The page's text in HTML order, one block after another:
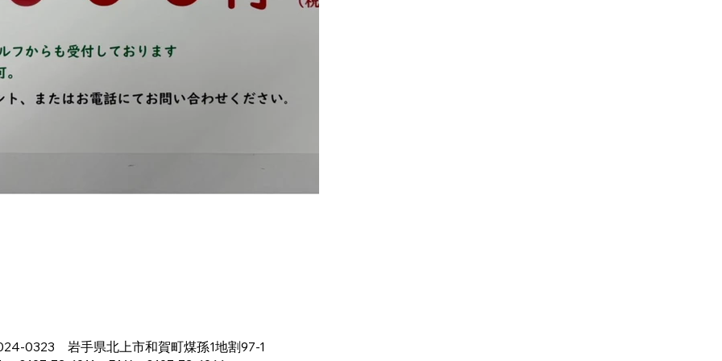
0323 岩手県北上市和賀町煤孫1地割97-1